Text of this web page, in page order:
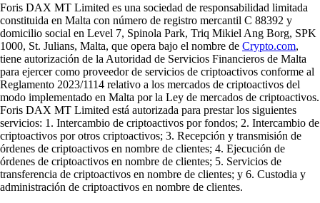
Foris DAX MT Limited es una sociedad de responsabilidad limitada
constituida en Malta con número de registro mercantil C 88392 y
domicilio social en Level 7, Spinola Park, Triq Mikiel Ang Borg, SPK
1000, St. Julians, Malta, que opera bajo el nombre de Crypto.com,
tiene autorización de la Autoridad de Servicios Financieros de Malta
para ejercer como proveedor de servicios de criptoactivos conforme al
Reglamento 2023/1114 relativo a los mercados de criptoactivos del
modo implementado en Malta por la Ley de mercados de criptoactivos.
Foris DAX MT Limited está autorizada para prestar los siguientes
servicios: 1. Intercambio de criptoactivos por fondos; 2. Intercambio de
criptoactivos por otros criptoactivos; 3. Recepción y transmisión de
órdenes de criptoactivos en nombre de clientes; 4. Ejecución de
órdenes de criptoactivos en nombre de clientes; 5. Servicios de
transferencia de criptoactivos en nombre de clientes; y 6. Custodia y
administración de criptoactivos en nombre de clientes.